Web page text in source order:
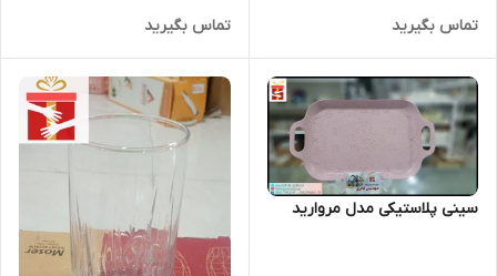
تماس بگیرید تماس بگیرید
سینی پلاستیکی مدل مروارید